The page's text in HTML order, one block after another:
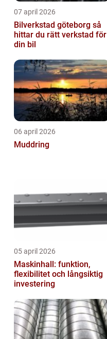
07 april 2026
Bilverkstad göteborg så
hittar du rätt verkstad för
din bil
06 april 2026
Muddring
05 april 2026
Maskinhall: funktion,
flexibilitet och långsiktig
investering